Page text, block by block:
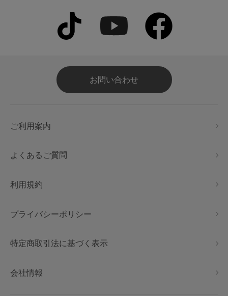
お問い合わせ
ご利用案内
よくあるご質問
利用規約
プライバシーポリシー
特定商取引法に基づく表示
会社情報